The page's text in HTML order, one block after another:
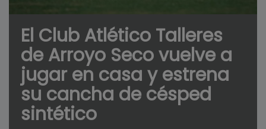
El Club Atlético Talleres
de Arroyo Seco vuelve a
jugar en casa y estrena
su cancha de césped
sintético